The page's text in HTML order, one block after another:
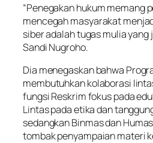
“Penegakan hukum memang
mencegah masyarakat
siber adalah tugas mulia yang
Sandi Nugroho.
Dia menegaskan bahwa
membutuhkan kolaborasi
fungsi Reskrim fokus pada
Lintas pada etika dan
sedangkan Binmas dan
tombak penyampaian materi